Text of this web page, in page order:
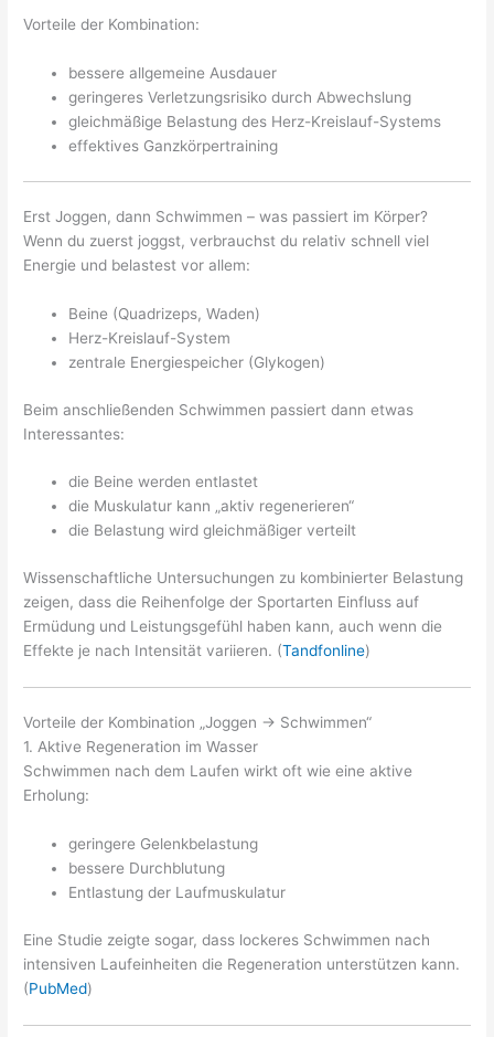
Vorteile der Kombination:
bessere allgemeine Ausdauer
geringeres Verletzungsrisiko durch Abwechslung
gleichmäßige Belastung des Herz-Kreislauf-Systems
effektives Ganzkörpertraining
Erst Joggen, dann Schwimmen – was passiert im Körper?
Wenn du zuerst joggst, verbrauchst du relativ schnell viel
Energie und belastest vor allem:
Beine (Quadrizeps, Waden)
Herz-Kreislauf-System
zentrale Energiespeicher (Glykogen)
Beim anschließenden Schwimmen passiert dann etwas
Interessantes:
die Beine werden entlastet
die Muskulatur kann „aktiv regenerieren“
die Belastung wird gleichmäßiger verteilt
Wissenschaftliche Untersuchungen zu kombinierter Belastung
zeigen, dass die Reihenfolge der Sportarten Einfluss auf
Ermüdung und Leistungsgefühl haben kann, auch wenn die
Effekte je nach Intensität variieren. (Tandfonline)
Vorteile der Kombination „Joggen → Schwimmen“
1. Aktive Regeneration im Wasser
Schwimmen nach dem Laufen wirkt oft wie eine aktive
Erholung:
geringere Gelenkbelastung
bessere Durchblutung
Entlastung der Laufmuskulatur
Eine Studie zeigte sogar, dass lockeres Schwimmen nach
intensiven Laufeinheiten die Regeneration unterstützen kann.
(PubMed)